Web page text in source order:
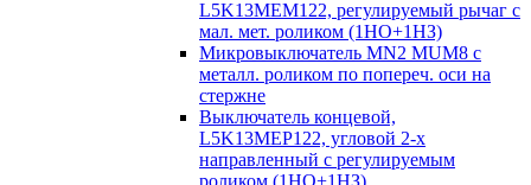
L5K13MEM122, регулируемый рычаг с
мал. мет. роликом (1НО+1НЗ)
Микровыключатель MN2 MUM8 с
металл. роликом по попереч. оси на
стержне
Выключатель концевой,
L5K13MEP122, угловой 2-х
направленный с регулируемым
роликом (1НО+1НЗ)